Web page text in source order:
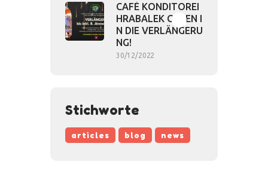
CAFÉ KONDITOREI
HRABALEK GEHEN I
N DIE VERLÄNGERU
NG!
30/12/2022
Stichworte
articles blog news